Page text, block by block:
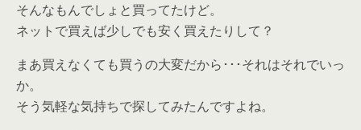
そんなもんでしょと買ってたけど。
ネットで買えば少しでも安く買えたりして？
まあ買えなくても買うの大変だから･･･それはそれでいっ
か。
そう気軽な気持ちで探してみたんですよね。